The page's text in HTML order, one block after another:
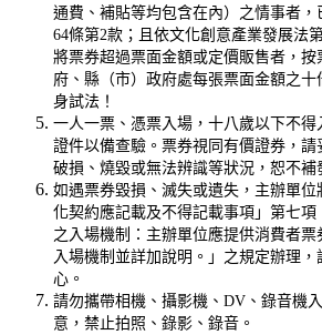
通費、補貼等均包含在內）之情事者
64條第2款；且依文化創意產業發展法
將票券超過票面金額或定價販售者，
府、縣（市）政府處每張票面金額之
身試法！
一人一票、憑票入場，十八歲以下不
證件以備查驗。票券視同有價證券，請
破損、燒毀或無法辨識等狀況，恕不補
如遇票券毀損、滅失或遺失，主辦單
化契約應記載及不得記載事項」第七
之入場機制：主辦單位應提供消費者票
入場機制並詳加說明。」之規定辦理
心。
請勿攜帶相機、攝影機、DV、錄音機
意，禁止拍照、錄影、錄音。